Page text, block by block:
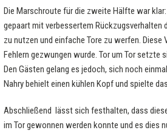
Die Marschroute für die zweite Hälfte war
gepaart mit verbessertem Rückzugsverhalten
zu nutzen und einfache Tore zu werfen.
Fehlern gezwungen wurde. Tor um Tor setzte
Den Gästen gelang es jedoch, sich noch
Nahry behielt einen kühlen Kopf und spielte
Abschließend lässt sich festhalten, dass
im Tor gewonnen werden konnte und es dies